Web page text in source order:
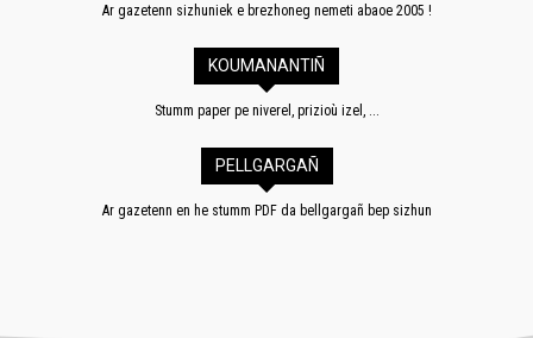
Ar gazetenn sizhuniek e brezhoneg nemeti abaoe 2005 !
KOUMANANTIÑ
Stumm paper pe niverel, prizioù izel, ...
PELLGARGAÑ
Ar gazetenn en he stumm PDF da bellgargañ bep sizhun